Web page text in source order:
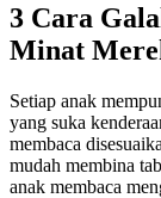
3 Cara
Minat
Setiap anak
yang suka
membaca
mudah membina
anak membaca